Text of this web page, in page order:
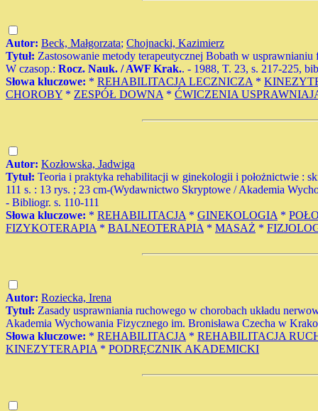
Autor: Beck, Małgorzata; Chojnacki, Kazimierz
Tytuł: Zastosowanie metody terapeutycznej Bobath w
W czasop.: Rocz. Nauk. / AWF Krak.. - 1988, T. 23, s. 217-225,
Słowa kluczowe: * REHABILITACJA LECZNICZA *
CHOROBY * ZESPÓŁ DOWNA * ĆWICZENIA
Autor: Kozłowska, Jadwiga
Tytuł: Teoria i praktyka rehabilitacji w ginekologii i położnictwie :
111 s. : 13 rys. ; 23 cm-(Wydawnictwo Skryptowe / Akademia
- Bibliogr. s. 110-111
Słowa kluczowe: * REHABILITACJA * GINEKOLOGIA *
FIZYKOTERAPIA * BALNEOTERAPIA * MASAŻ *
Autor: Roziecka, Irena
Tytuł: Zasady usprawniania ruchowego w chorobach układu
Akademia Wychowania Fizycznego im. Bronisława Czecha w
Słowa kluczowe: * REHABILITACJA * REHABILITACJA
KINEZYTERAPIA * PODRĘCZNIK AKADEMICKI